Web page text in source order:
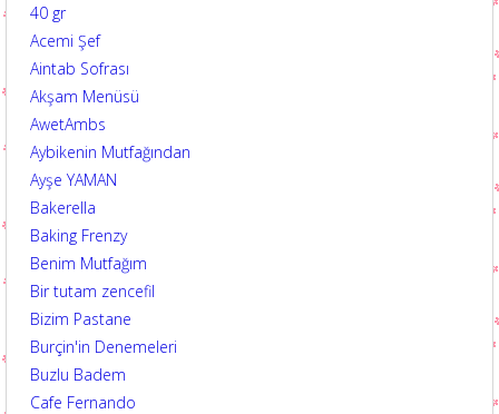
40 gr
Acemi Şef
Aintab Sofrası
Akşam Menüsü
AwetAmbs
Aybikenin Mutfağından
Ayşe YAMAN
Bakerella
Baking Frenzy
Benim Mutfağım
Bir tutam zencefil
Bizim Pastane
Burçin'in Denemeleri
Buzlu Badem
Cafe Fernando